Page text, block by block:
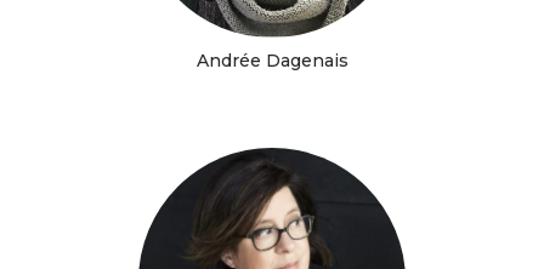
Andrée Dagenais